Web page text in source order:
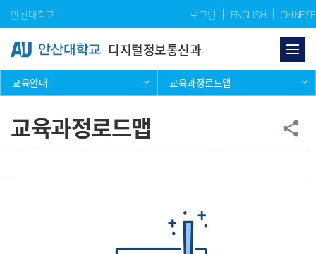
Skip Menu
안산대학교 로그인 ENGLISH CHINESE
디지털정보통신과
교육안내 교육과정로드맵
교육과정로드맵 공
share